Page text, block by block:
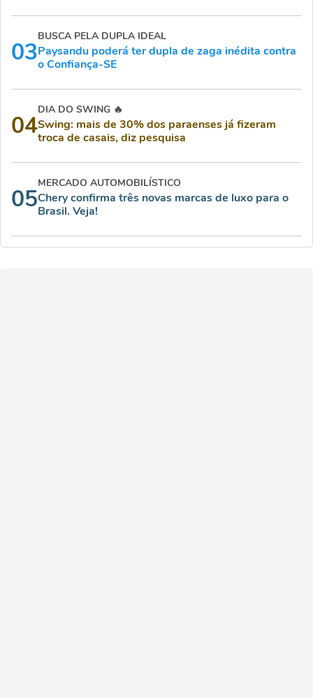
03
BUSCA PELA DUPLA IDEAL
Paysandu poderá ter dupla de zaga inédita contra
o Confiança-SE
04
DIA DO SWING 🔥
Swing: mais de 30% dos paraenses já fizeram
troca de casais, diz pesquisa
05
MERCADO AUTOMOBILÍSTICO
Chery confirma três novas marcas de luxo para o
Brasil. Veja!